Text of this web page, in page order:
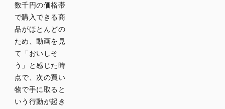
SNSに
投稿す
るのが
効果的
です
か？
まとめ
数千円の価格帯
で購入できる商
品がほとんどの
ため、動画を見
て「おいしそ
う」と感じた時
点で、次の買い
物で手に取ると
いう行動が起き